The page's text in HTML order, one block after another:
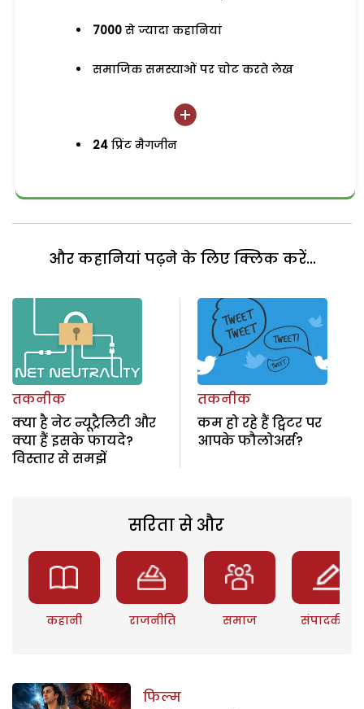
7000 से ज्यादा कहानियां
समाजिक समस्याओं पर चोट करते लेख
24 प्रिंट मैगजीन
और कहानियां पढ़ने के लिए क्लिक करें...
तकनीक
क्या है नेट न्यूट्रैलिटी और
क्या हैं इसके फायदे?
विस्तार से समझें
तकनीक
कम हो रहे हैं ट्विटर पर
आपके फौलोअर्स?
सरिता से और
कहानी राजनीति समाज संपादकीय
फिल्म